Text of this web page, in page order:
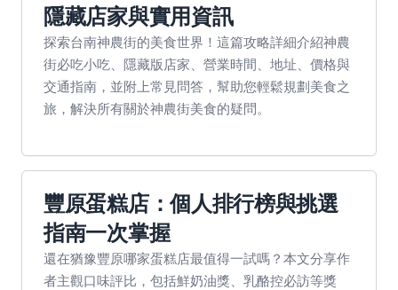
隱藏店家與實用資訊
探索台南神農街的美食世界！這篇攻略詳細介紹神農
街必吃小吃、隱藏版店家、營業時間、地址、價格與
交通指南，並附上常見問答，幫助您輕鬆規劃美食之
旅，解決所有關於神農街美食的疑問。
豐原蛋糕店：個人排行榜與挑選
指南一次掌握
還在猶豫豐原哪家蛋糕店最值得一試嗎？本文分享作
者主觀口味評比，包括鮮奶油獎、乳酪控必訪等獎